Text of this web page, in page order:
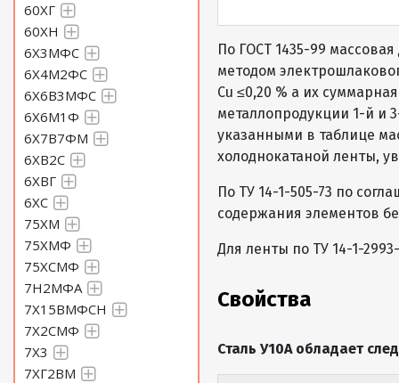
60ХГ
60ХН
6Х3МФС
6Х4М2ФС
6Х6В3МФС
6Х6М1Ф
6Х7В7ФМ
6ХВ2С
6ХВГ
6ХС
75ХМ
75ХМФ
75ХСМФ
7Н2МФА
7Х15ВМФСН
7Х2СМФ
7Х3
7ХГ2ВМ
По ГОСТ 1435-99
методом
Cu ≤0,20 % а их
металлопродукции 1-й и
указанными в таблице
холоднокатаной ленты,
По ТУ 14-1-505-73 по
содержания элементов
Для ленты по ТУ 14-1-
Свойства
Сталь У10А обладает